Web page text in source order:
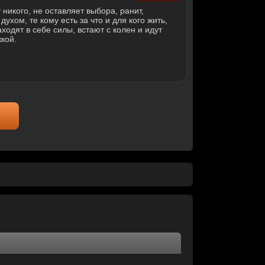
не оставляет выбора, ранит,
те кому есть за что и для кого жить,
в себе силы, встают с колен и идут